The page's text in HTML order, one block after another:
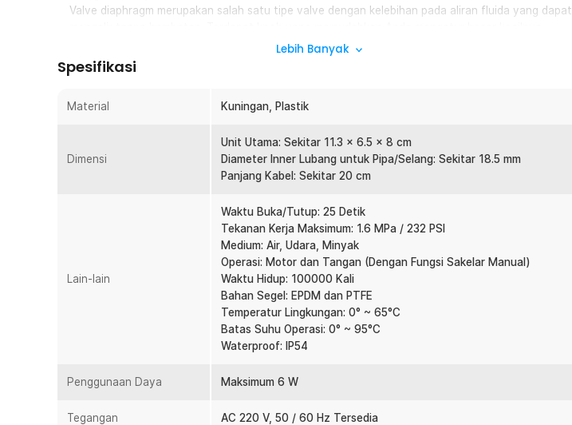
Valve diaphragm merupakan salah satu tipe valve dengan kelebihan pada aliran fluida yang dapat
Cocok untuk Berbagai Kegiatan
pengairan lain dengan skala kecil hingga menengah. Pemasangannya pun tidak rumit, cukup
Kombinasi material kuningan pada bagian pipa dan plastik sebagai penutup komponen listrik
memungkinkan valve bekerja di lingkungan yang cukup ekstrem. Dengan begitu, valve ini dapat
Rincian yang Anda dapatkan untuk pembelian produk ini:
1 x NBCJ Brass Motorized Ball DN15 Valve Type Electric Actuator 2 Way - DY-303
Lebih Banyak
Spesifikasi
Material Kuningan, Plastik
Dimensi
Unit Utama: Sekitar 11.3 x 6.5 x 8 cm
Diameter Inner Lubang untuk Pipa/Selang: Sekitar 18.5 mm
Panjang Kabel: Sekitar 20 cm
Lain-lain
Waktu Buka/Tutup: 25 Detik
Tekanan Kerja Maksimum: 1.6 MPa / 232 PSI
Medium: Air, Udara, Minyak
Operasi: Motor dan Tangan (Dengan Fungsi Sakelar Manual)
Waktu Hidup: 100000 Kali
Bahan Segel: EPDM dan PTFE
Temperatur Lingkungan: 0° ~ 65°C
Batas Suhu Operasi: 0° ~ 95°C
Waterproof: IP54
Penggunaan Daya Maksimum 6 W
Tegangan AC 220 V, 50 / 60 Hz Tersedia